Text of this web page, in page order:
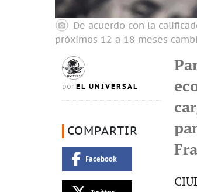
De acuerdo con la
próximos 12 a 18 meses
por EL UNIVERSAL
COMPARTIR
Facebook